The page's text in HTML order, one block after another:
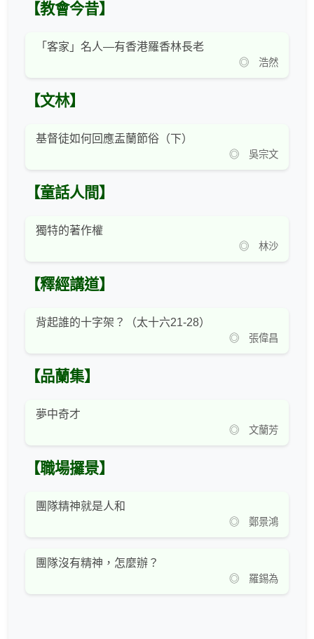
【教會今昔】
「客家」名人—有香港羅香林長老
◎ 浩然
【文林】
基督徒如何回應盂蘭節俗（下）
◎ 吳宗文
【童話人間】
獨特的著作權
◎ 林沙
【釋經講道】
背起誰的十字架？（太十六21-28）
◎ 張偉昌
【品蘭集】
夢中奇才
◎ 文蘭芳
【職場攞景】
團隊精神就是人和
◎ 鄭景鴻
團隊沒有精神，怎麼辦？
◎ 羅錫為